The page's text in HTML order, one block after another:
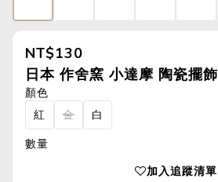
NT$130
日本 作舍窯 小達摩 陶瓷擺飾
顏色
紅
金
白
數量
加入追蹤清單